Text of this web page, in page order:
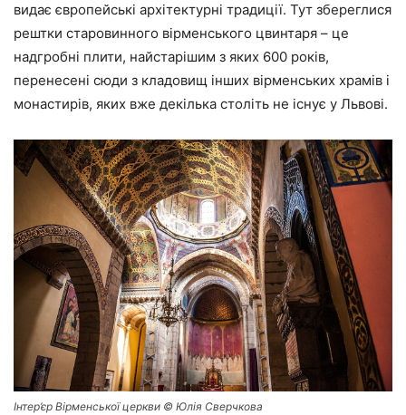
видає європейські архітектурні традиції. Тут збереглися
рештки старовинного вірменського цвинтаря – це
надгробні плити, найстарішим з яких 600 років,
перенесені сюди з кладовищ інших вірменських храмів і
монастирів, яких вже декілька століть не існує у Львові.
Інтер’єр Вірменської церкви © Юлія Сверчкова